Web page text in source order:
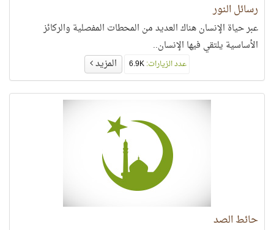
رسائل النور
عبر حياة الإنسان هناك العديد من المحطات المفصلية والركائز
الأساسية يلتقي فيها الإنسان..
عدد الزيارات: المزيد
حائط الصد